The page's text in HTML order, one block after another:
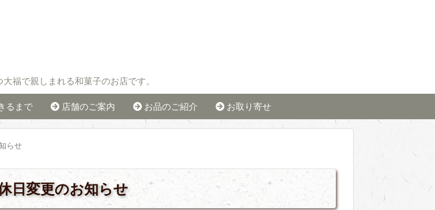
福で親しまれる和菓子のお店です。
るまで 店舗のご案内 お品のご紹介 お取り寄せ
らせ
日変更のお知らせ